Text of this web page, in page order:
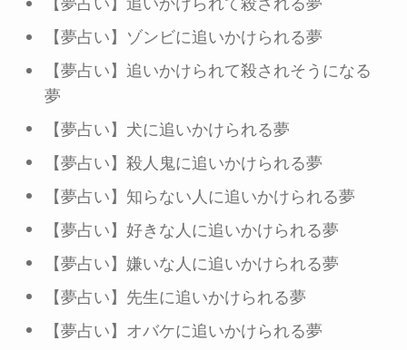
【夢占い】追いかけられて殺される夢
【夢占い】ゾンビに追いかけられる夢
【夢占い】追いかけられて殺されそうになる
夢
【夢占い】犬に追いかけられる夢
【夢占い】殺人鬼に追いかけられる夢
【夢占い】知らない人に追いかけられる夢
【夢占い】好きな人に追いかけられる夢
【夢占い】嫌いな人に追いかけられる夢
【夢占い】先生に追いかけられる夢
【夢占い】オバケに追いかけられる夢